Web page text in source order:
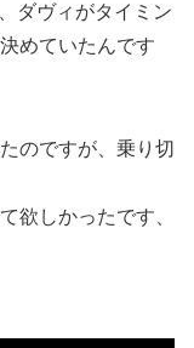
ダヴィがタイミン
めていたんです
のですが、乗り切
欲しかったです、